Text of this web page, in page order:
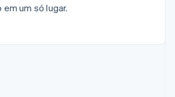
público
um só lugar.